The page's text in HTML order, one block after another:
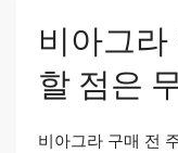
비아그
할 점은
비아그라 구매 전